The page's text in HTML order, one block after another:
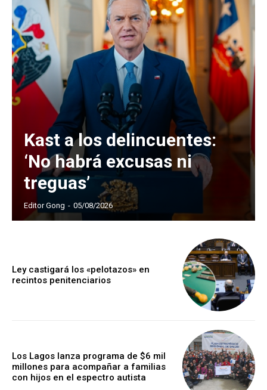
Kast a los delincuentes:
‘No habrá excusas ni
treguas’
Editor Gong - 05/08/2026
Ley castigará los «pelotazos» en
recintos penitenciarios
Los Lagos lanza programa de $6 mil
millones para acompañar a familias
con hijos en el espectro autista